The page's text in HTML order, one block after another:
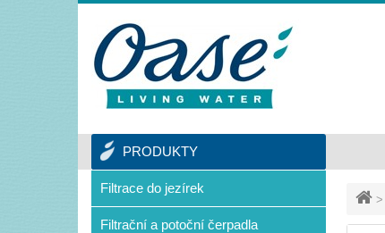
>
PRODUKTY
Filtrace do jezírek
Filtrační a potoční čerpadla